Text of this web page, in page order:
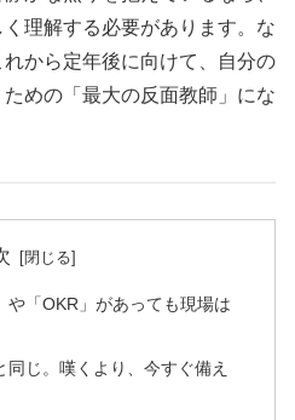
理解する必要があります。な
から定年後に向けて、自分の
めの「最大の反面教師」にな
や「OKR」があっても現場は
じ。嘆くより、今すぐ備え